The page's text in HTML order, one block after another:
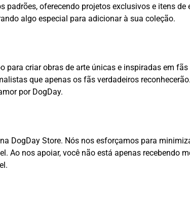
oferecendo projetos exclusivos e itens
algo especial para adicionar à sua coleção.
para criar obras de arte únicas e inspiradas em
que apenas os fãs verdadeiros
por DogDay.
DogDay Store. Nós nos esforçamos para
Ao nos apoiar, você não está apenas recebendo